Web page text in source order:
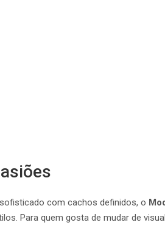
com cachos definidos, o
Para quem gosta de mudar de